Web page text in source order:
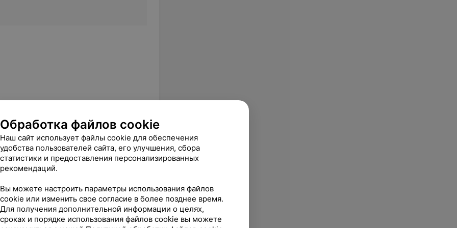
при Центральной
поликлиника при Гомельской
больнице, филиал № 4.
ортопед,
областной детской
медицинский
Обработка файлов cookie
Наш сайт использует файлы cookie для обеспечения
удобства пользователей сайта, его улучшения, сбора
статистики и предоставления персонализированных
рекомендаций.
Вы можете настроить параметры использования файлов
cookie или изменить свое согласие в более позднее время.
Для получения дополнительной информации о целях,
сроках и порядке использования файлов cookie вы можете